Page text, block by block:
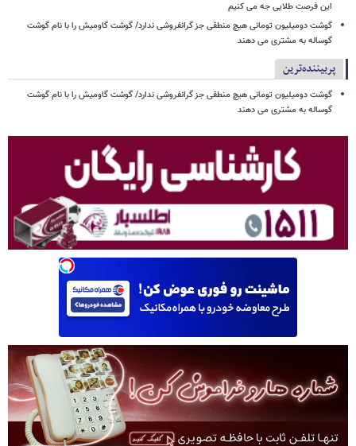
این فرصت طلایی جه می کنیم
گوشت دومیلیون تومانی هیچ منطقی جز گرانفروشی ندارد/ گوشت گاومیش را با نام گوشت
گوساله به مشتری می دهند
پربیننده‌ترین
گوشت دومیلیون تومانی هیچ منطقی جز گرانفروشی ندارد/ گوشت گاومیش را با نام گوشت
گوساله به مشتری می دهند